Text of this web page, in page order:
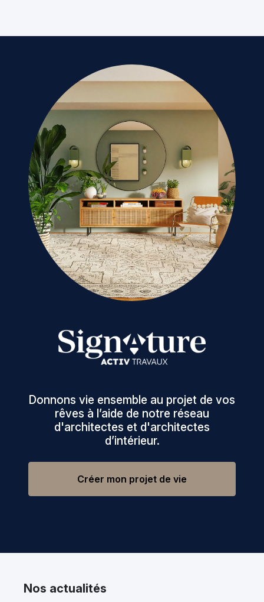
Donnons vie ensemble au projet de vos
rêves à l’aide de notre réseau
d'architectes et d'architectes
d’intérieur.
Créer mon projet de vie
Nos actualités